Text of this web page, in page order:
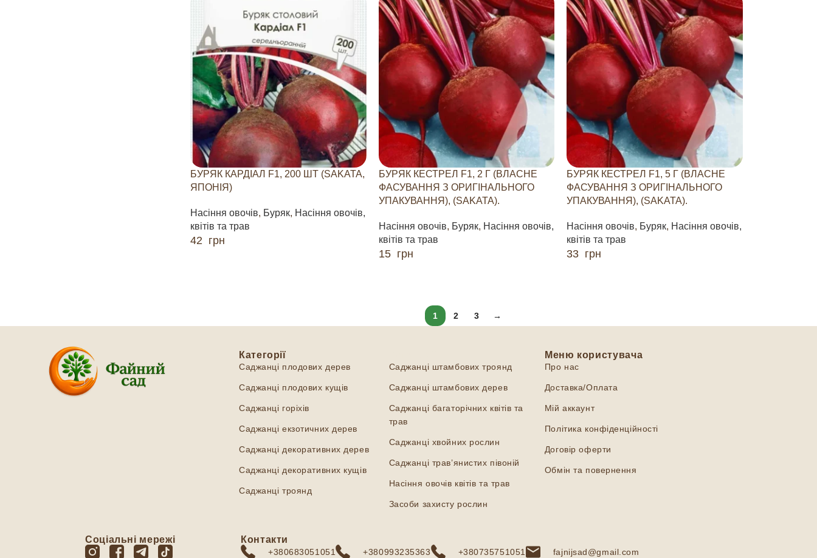
БУРЯК КАРДІАЛ F1, 200 ШТ (SAKATA,
ЯПОНІЯ)
Насіння овочів, Буряк, Насіння овочів,
квітів та трав
42 грн
БУРЯК КЕСТРЕЛ F1, 2 Г (ВЛАСНЕ
ФАСУВАННЯ З ОРИГІНАЛЬНОГО
УПАКУВАННЯ), (SAKATA).
Насіння овочів, Буряк, Насіння овочів,
квітів та трав
15 грн
БУРЯК КЕСТРЕЛ F1, 5 Г (ВЛАСНЕ
ФАСУВАННЯ З ОРИГІНАЛЬНОГО
УПАКУВАННЯ), (SAKATA).
Насіння овочів, Буряк, Насіння овочів,
квітів та трав
33 грн
1 2 3 →
Категорії
Саджанці плодових дерев
Саджанці плодових кущів
Саджанці горіхів
Саджанці екзотичних дерев
Саджанці декоративних дерев
Саджанці декоративних кущів
Саджанці троянд
Саджанці штамбових троянд
Саджанці штамбових дерев
Саджанці багаторічних квітів та
трав
Саджанці хвойних рослин
Саджанці трав’янистих півоній
Насіння овочів квітів та трав
Засоби захисту рослин
Меню користувача
Про нас
Доставка/Оплата
Мій аккаунт
Політика конфіденційності
Договір оферти
Обмін та повернення
Соціальні мережі Контакти
+380683051051 +380993235363 +380735751051 fajnijsad@gmail.com